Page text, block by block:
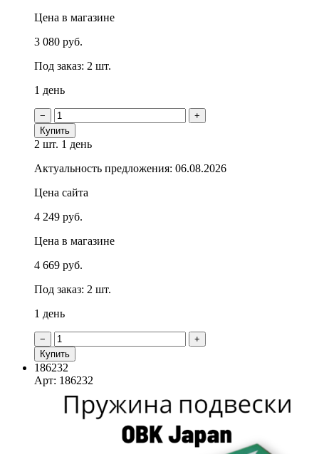
Цена в магазине
3 080 руб.
Под заказ: 2 шт.
1 день
−
+
Купить
2 шт. 1 день
Актуальность предложения: 06.08.2026
Цена сайта
4 249 руб.
Цена в магазине
4 669 руб.
Под заказ: 2 шт.
1 день
−
+
Купить
186232
Арт: 186232